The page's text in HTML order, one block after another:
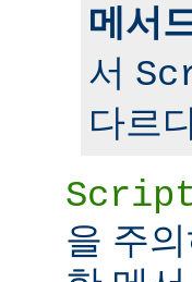
메서
서
다르
Script
을 주